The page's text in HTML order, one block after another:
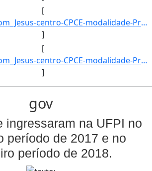
[
812: municipio-Bom_Jesus-centro-CPCE-modalidade-Presencial-convenio--selecao-SISU_COTA-cota-AA-2-sexo-M-u]
]
[
813: municipio-Bom_Jesus-centro-CPCE-modalidade-Presencial-convenio--selecao-SISU_COTA-cota-AA-2-sexo-F-u]
]
gov
ingressaram na UFPI no
período de 2017 e no
período de 2018.